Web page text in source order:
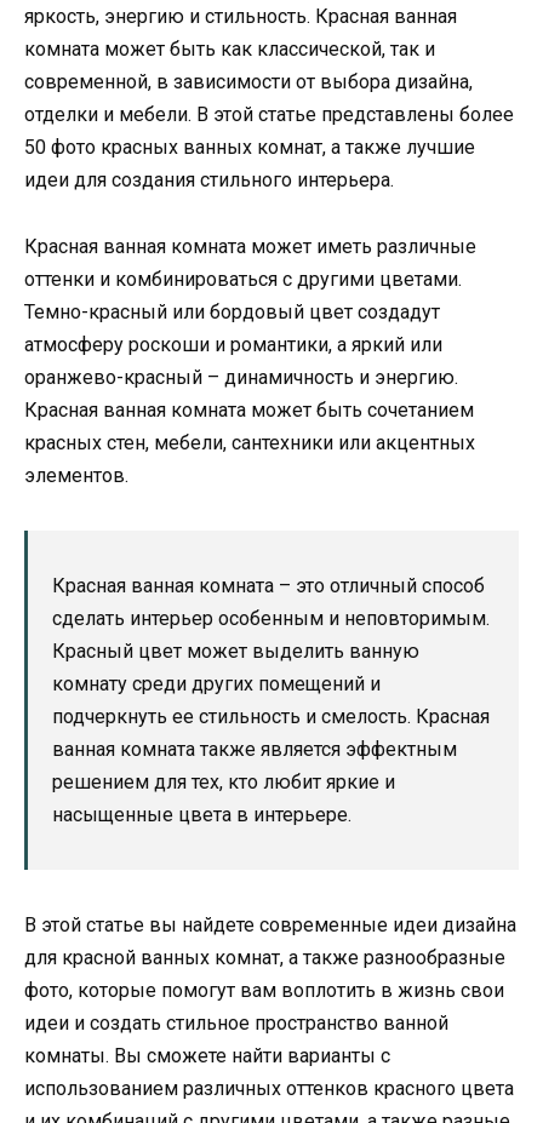
яркость, энергию и стильность. Красная ванная
комната может быть как классической, так и
современной, в зависимости от выбора дизайна,
отделки и мебели. В этой статье представлены более
50 фото красных ванных комнат, а также лучшие
идеи для создания стильного интерьера.
Красная ванная комната может иметь различные
оттенки и комбинироваться с другими цветами.
Темно-красный или бордовый цвет создадут
атмосферу роскоши и романтики, а яркий или
оранжево-красный – динамичность и энергию.
Красная ванная комната может быть сочетанием
красных стен, мебели, сантехники или акцентных
элементов.
Красная ванная комната – это отличный способ
сделать интерьер особенным и неповторимым.
Красный цвет может выделить ванную
комнату среди других помещений и
подчеркнуть ее стильность и смелость. Красная
ванная комната также является эффектным
решением для тех, кто любит яркие и
насыщенные цвета в интерьере.
В этой статье вы найдете современные идеи дизайна
для красной ванных комнат, а также разнообразные
фото, которые помогут вам воплотить в жизнь свои
идеи и создать стильное пространство ванной
комнаты. Вы сможете найти варианты с
использованием различных оттенков красного цвета